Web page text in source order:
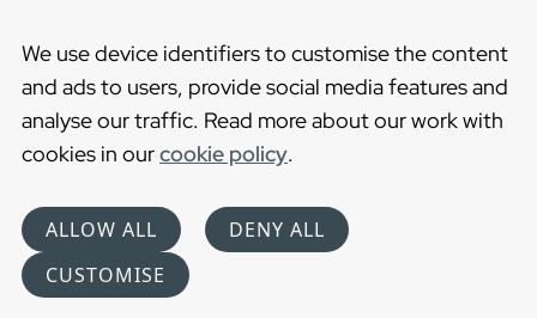
We use device identifiers to customise the content
and ads to users, provide social media features and
analyse our traffic. Read more about our work with
cookies in ourcookie policy.
ALLOW ALL
DENY ALL
CUSTOMISE
Cookies
Privacy statement
Choose language